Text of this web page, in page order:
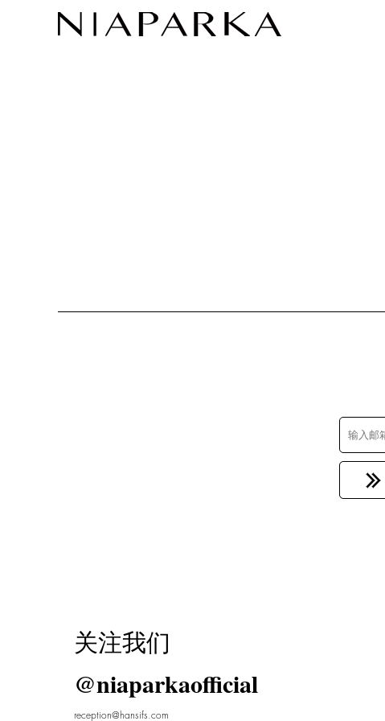
关注我们
@niaparkaofficial
reception@hansifs.com